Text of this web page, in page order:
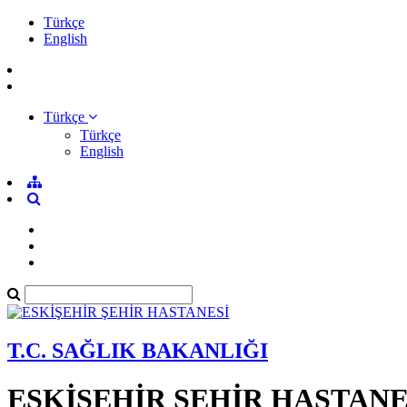
Türkçe
English
Türkçe
Türkçe
English
T.C. SAĞLIK BAKANLIĞI
ESKİŞEHİR ŞEHİR